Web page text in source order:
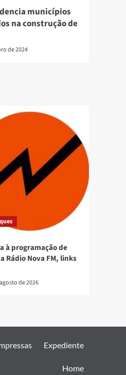
municípios
na construção de
de 2024
à programação de
Rádio Nova FM, links
de 2026
Expediente
Home